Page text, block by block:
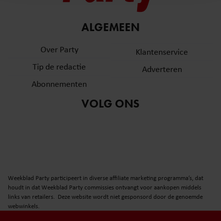
informatie over uw gebruik van onze site met onze
partners voor social media, adverteren en analyse. Deze
informatie die u aan ze heeft verstrekt of die ze hebben
gaat akkoord met onze cookies als u onze website blijft
gebruiken.
ALGEMEEN
Over Party
Tip de redactie
Abonnementen
Klantenservice
Adverteren
VOLG ONS
Weekblad Party participeert in diverse affiliate marketing programma’s, dat
houdt in dat Weekblad Party commissies ontvangt voor aankopen middels
links van retailers. Deze website wordt niet gesponsord door de genoemde
webwinkels.